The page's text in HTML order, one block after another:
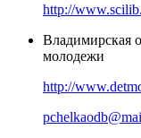
http://
Владимирская
молодежи
http://